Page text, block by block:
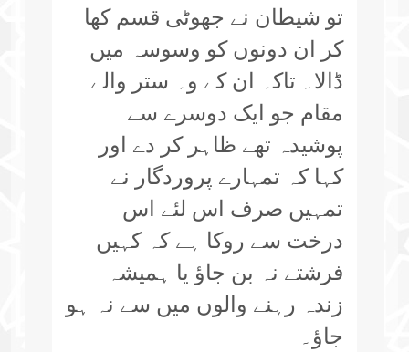
تو شیطان نے جھوٹی قسم کھا
کر ان دونوں کو وسوسہ میں
ڈالا۔ تاکہ ان کے وہ ستر والے
مقام جو ایک دوسرے سے
پوشیدہ تھے ظاہر کر دے اور
کہا کہ تمہارے پروردگار نے
تمہیں صرف اس لئے اس
درخت سے روکا ہے کہ کہیں
فرشتے نہ بن جاؤ یا ہمیشہ
زندہ رہنے والوں میں سے نہ ہو
جاؤ۔